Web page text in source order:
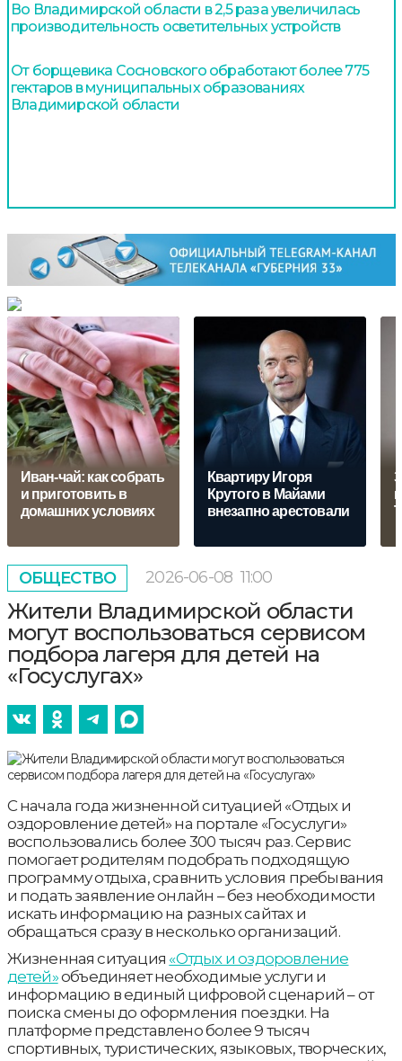
Во Владимирской области в 2,5 раза увеличилась
производительность осветительных устройств
От борщевика Сосновского обработают более 775
гектаров в муниципальных образованиях
Владимирской области
Иван-чай: как собрать
и приготовить в
домашних условиях
Квартиру Игоря
Крутого в Майами
внезапно арестовали
ОБЩЕСТВО 2026-06-08 11:00
Жители Владимирской области
могут воспользоваться сервисом
подбора лагеря для детей на
«Госуслугах»
С начала года жизненной ситуацией «Отдых и
оздоровление детей» на портале «Госуслуги»
воспользовались более 300 тысяч раз. Сервис
помогает родителям подобрать подходящую
программу отдыха, сравнить условия пребывания
и подать заявление онлайн – без необходимости
искать информацию на разных сайтах и
обращаться сразу в несколько организаций.
Жизненная ситуация «Отдых и оздоровление
детей»объединяет необходимые услуги и
информацию в единый цифровой сценарий – от
поиска смены до оформления поездки. На
платформе представлено более 9 тысяч
спортивных, туристических, языковых, творческих,